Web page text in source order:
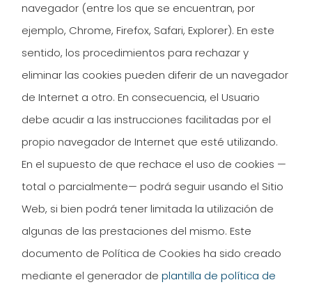
navegador (entre los que se encuentran, por
ejemplo, Chrome, Firefox, Safari, Explorer). En este
sentido, los procedimientos para rechazar y
eliminar las cookies pueden diferir de un navegador
de Internet a otro. En consecuencia, el Usuario
debe acudir a las instrucciones facilitadas por el
propio navegador de Internet que esté utilizando.
En el supuesto de que rechace el uso de cookies —
total o parcialmente— podrá seguir usando el Sitio
Web, si bien podrá tener limitada la utilización de
algunas de las prestaciones del mismo. Este
documento de Política de Cookies ha sido creado
mediante el generador deplantilla de política de